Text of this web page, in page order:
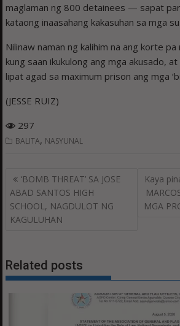
maglaman ng 800 detainees — sapat
kataong inaasahang kakasuhan sa mga
Nilinaw naman ng kalihim na ang korte
kung saan ikukulong ang mga akusado,
lipat agad sa maximum prison ang mga
(JESSE RUIZ)
297
BALITA, NASYUNAL
Post
navigation
‘BOMB THREAT’ SA JOSE
ABAD SANTOS HIGH
SCHOOL, NAGDULOT NG
KAGULUHAN
Kaya
MGA
Related posts